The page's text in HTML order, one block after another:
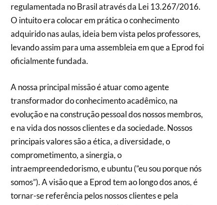
regulamentada no Brasil através da Lei 13.267/2016.
O intuito era colocar em prática o conhecimento
adquirido nas aulas, ideia bem vista pelos professores,
levando assim para uma assembleia em que a Eprod foi
oficialmente fundada.
A nossa principal missão é atuar como agente
transformador do conhecimento acadêmico, na
evolução e na construção pessoal dos nossos membros,
e na vida dos nossos clientes e da sociedade. Nossos
principais valores são a ética, a diversidade, o
comprometimento, a sinergia, o
intraempreendedorismo, e ubuntu (”eu sou porque nós
somos”). A visão que a Eprod tem ao longo dos anos, é
tornar-se referência pelos nossos clientes e pela